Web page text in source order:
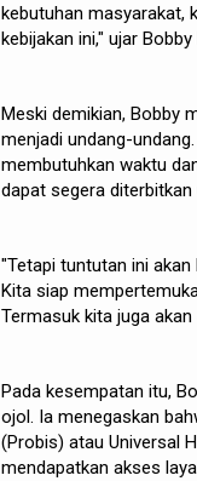
kebutuhan masyarakat,
kebijakan ini," ujar
Meski demikian, Bobby
menjadi undang-
membutuhkan waktu
dapat segera
"Tetapi tuntutan ini akan
Kita siap
Termasuk kita juga
Pada kesempatan itu,
ojol. Ia menegaskan
(Probis) atau Universal
mendapatkan akses